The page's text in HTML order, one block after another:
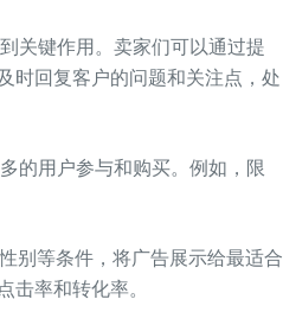
关键作用。卖家们可以通过提
时回复客户的问题和关注点，处
的用户参与和购买。例如，限
别等条件，将广告展示给最适合
率和转化率。